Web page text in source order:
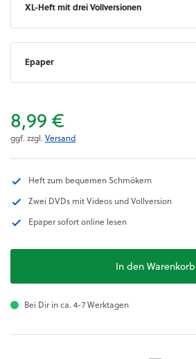
XL-Heft mit drei Vollversionen
Epaper
8,99 €
ggf. zzgl. Versand
Heft zum bequemen Schmökern
Zwei DVDs mit Videos und Vollversion
Epaper sofort online lesen
In den Warenkorb
Bei Dir in ca. 4-7 Werktagen